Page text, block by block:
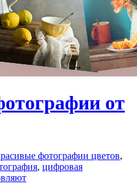
от
фотографии цветов,
, цифровая